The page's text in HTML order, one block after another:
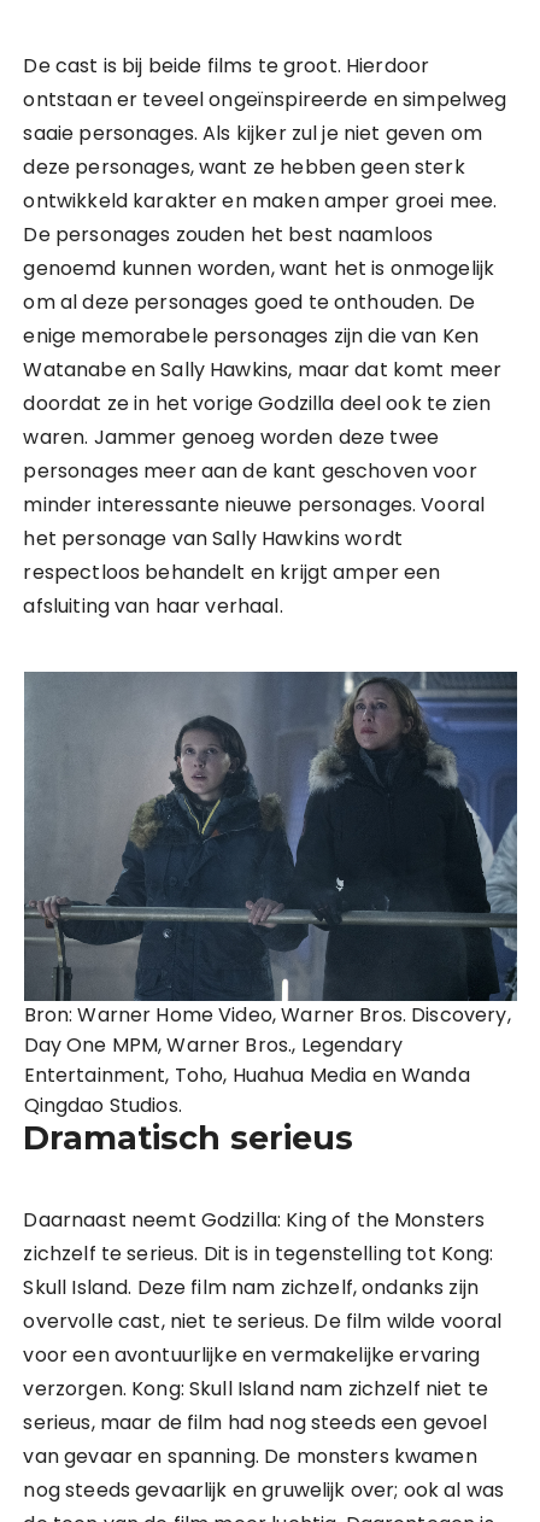
De cast is bij beide films te groot. Hierdoor
ontstaan er teveel ongeïnspireerde en simpelweg
saaie personages. Als kijker zul je niet geven om
deze personages, want ze hebben geen sterk
ontwikkeld karakter en maken amper groei mee.
De personages zouden het best naamloos
genoemd kunnen worden, want het is onmogelijk
om al deze personages goed te onthouden. De
enige memorabele personages zijn die van Ken
Watanabe en Sally Hawkins, maar dat komt meer
doordat ze in het vorige Godzilla deel ook te zien
waren. Jammer genoeg worden deze twee
personages meer aan de kant geschoven voor
minder interessante nieuwe personages. Vooral
het personage van Sally Hawkins wordt
respectloos behandelt en krijgt amper een
afsluiting van haar verhaal.
Bron: Warner Home Video, Warner Bros. Discovery,
Day One MPM, Warner Bros., Legendary
Entertainment, Toho, Huahua Media en Wanda
Qingdao Studios.
Dramatisch serieus
Daarnaast neemt Godzilla: King of the Monsters
zichzelf te serieus. Dit is in tegenstelling tot Kong:
Skull Island. Deze film nam zichzelf, ondanks zijn
overvolle cast, niet te serieus. De film wilde vooral
voor een avontuurlijke en vermakelijke ervaring
verzorgen. Kong: Skull Island nam zichzelf niet te
serieus, maar de film had nog steeds een gevoel
van gevaar en spanning. De monsters kwamen
nog steeds gevaarlijk en gruwelijk over; ook al was